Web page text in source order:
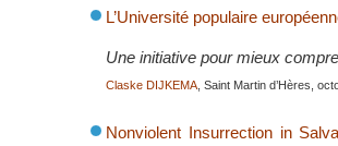
L’Université populaire
Une initiative pour mieux
Claske DIJKEMA , Saint Martin d’Hères,
Nonviolent Insurrection in